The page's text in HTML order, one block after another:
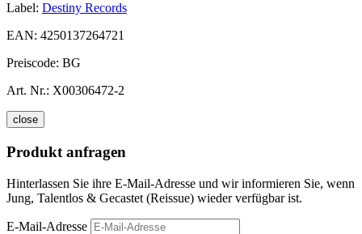
Label: Destiny Records
EAN: 4250137264721
Preiscode: BG
Art. Nr.: X00306472-2
close
Produkt anfragen
Hinterlassen Sie ihre E-Mail-Adresse und wir informieren Sie, wenn
Jung, Talentlos & Gecastet (Reissue) wieder verfügbar ist.
E-Mail-Adresse